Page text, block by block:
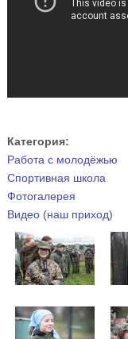
Категория:
Работа с молодёжью
Спортивная школа
Фотогалерея
Видео (наш приход)